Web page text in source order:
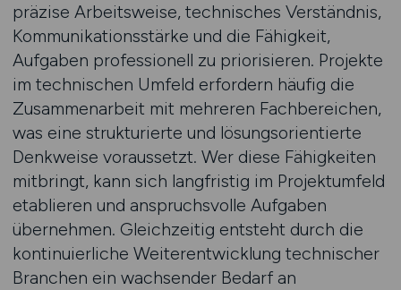
präzise Arbeitsweise, technisches Verständnis,
Kommunikationsstärke und die Fähigkeit,
Aufgaben professionell zu priorisieren. Projekte
im technischen Umfeld erfordern häufig die
Zusammenarbeit mit mehreren Fachbereichen,
was eine strukturierte und lösungsorientierte
Denkweise voraussetzt. Wer diese Fähigkeiten
mitbringt, kann sich langfristig im Projektumfeld
etablieren und anspruchsvolle Aufgaben
übernehmen. Gleichzeitig entsteht durch die
kontinuierliche Weiterentwicklung technischer
Branchen ein wachsender Bedarf an